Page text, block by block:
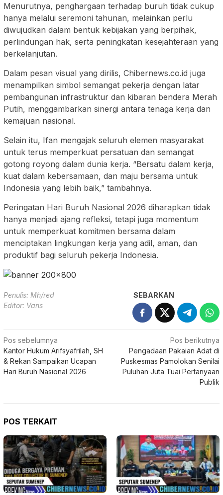
Menurutnya, penghargaan terhadap buruh tidak cukup
hanya melalui seremoni tahunan, melainkan perlu
diwujudkan dalam bentuk kebijakan yang berpihak,
perlindungan hak, serta peningkatan kesejahteraan yang
berkelanjutan.
Dalam pesan visual yang dirilis, Chibernews.co.id juga
menampilkan simbol semangat pekerja dengan latar
pembangunan infrastruktur dan kibaran bendera Merah
Putih, menggambarkan sinergi antara tenaga kerja dan
kemajuan nasional.
Selain itu, Ifan mengajak seluruh elemen masyarakat
untuk terus memperkuat persatuan dan semangat
gotong royong dalam dunia kerja. “Bersatu dalam kerja,
kuat dalam kebersamaan, dan maju bersama untuk
Indonesia yang lebih baik,” tambahnya.
Peringatan Hari Buruh Nasional 2026 diharapkan tidak
hanya menjadi ajang refleksi, tetapi juga momentum
untuk memperkuat komitmen bersama dalam
menciptakan lingkungan kerja yang adil, aman, dan
produktif bagi seluruh pekerja Indonesia.
Penulis: Mh/red
Editor: Vans
SEBARKAN
Navigasi
pos
Pos sebelumnya
Kantor Hukum Arifsyafrilah, SH
& Rekan Sampaikan Ucapan
Hari Buruh Nasional 2026
Pos berikutnya
Pengadaan Pakaian Adat di
Puskesmas Pamolokan Senilai
Puluhan Juta Tuai Pertanyaan
Publik
POS TERKAIT